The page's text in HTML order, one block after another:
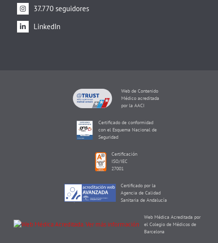
37.770 seguidores
LinkedIn
Web de Contenido
Médico acreditada
por la AACI
Certificado de conformidad
con el Esquema Nacional de
Seguridad
Certificación
ISO/IEC
27001
Certificado por la
Agencia de Calidad
Sanitaria de Andalucía
Web Médica Acreditada por
el Colegio de Médicos de
Barcelona